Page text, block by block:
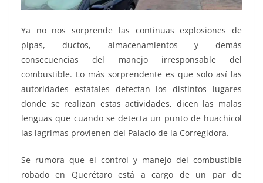
Ya no nos sorprende las continuas explosiones de
pipas, ductos, almacenamientos y demás
consecuencias del manejo irresponsable del
combustible. Lo más sorprendente es que solo así las
autoridades estatales detectan los distintos lugares
donde se realizan estas actividades, dicen las malas
lenguas que cuando se detecta un punto de huachicol
las lagrimas provienen del Palacio de la Corregidora.
Se rumora que el control y manejo del combustible
robado en Querétaro está a cargo de un par de